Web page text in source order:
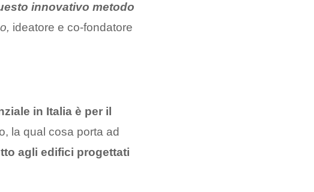
innovativo metodo
ideatore e co-fondatore
in Italia è per il
la qual cosa porta ad
agli edifici progettati